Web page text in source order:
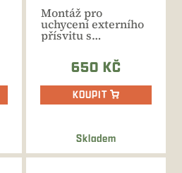
Skladem
Montáž pro
uchycení externího
přísvitu s
průměrem těla +/-
650 KČ
KOUPIT